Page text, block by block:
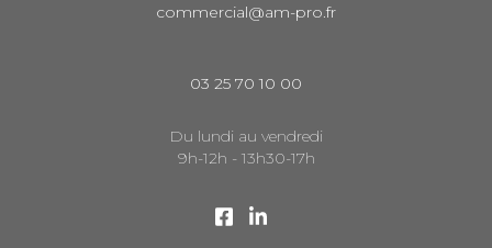
commercial@am-pro.fr
03 25 70 10 00
Du lundi au vendredi
9h-12h - 13h30-17h